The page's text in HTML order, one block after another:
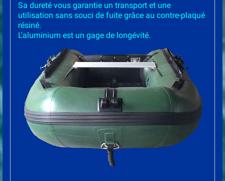
Sa dureté vous garantie un transport et une
utilisation sans souci de fuite grâce au contre-plaqué
résiné.
L'aluminium est un gage de longévité.